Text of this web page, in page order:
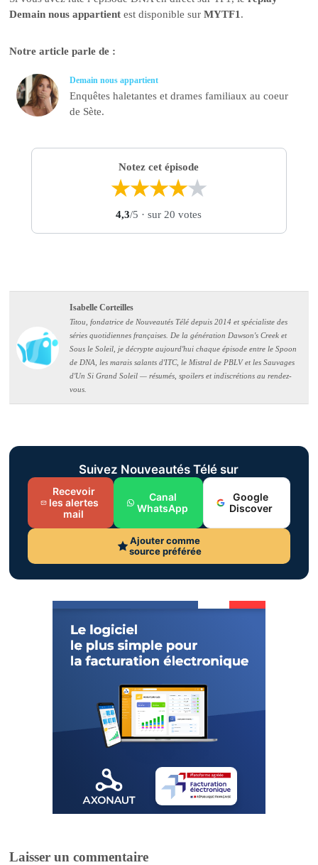
Demain nous appartient est disponible surMYTF1 .
Notre article parle de :
Demain nous appartient
Enquêtes haletantes et drames familiaux au coeur
de Sète.
Notez cet épisode
★★★★★
4,3/5 · sur 20 votes
Isabelle Corteilles
Titou, fondatrice de Nouveautés Télé depuis 2014 et spécialiste des
séries quotidiennes françaises. De la génération Dawson's Creek et
Sous le Soleil, je décrypte aujourd'hui chaque épisode entre le Spoon
de DNA, les marais salants d'ITC, le Mistral de PBLV et les Sauvages
d'Un Si Grand Soleil — résumés, spoilers et indiscrétions au rendez-
vous.
Suivez Nouveautés Télé sur
Recevoir
les alertes
mail
Canal
WhatsApp
Google
Discover
Ajouter comme
source préférée
Laisser un commentaire